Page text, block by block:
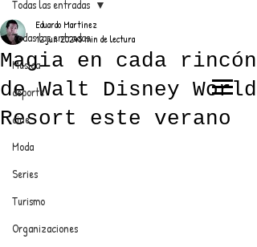
ANUNCIATE CON NOSOTROS
EL TRENDY TOP
CON EDDY MARTINEZ
Todas las entradas
Música
deporte
cine
Moda
Series
Turismo
Organizaciones
Todas las entradas
Magia en cada rincón
de Walt Disney World
Resort este verano
Eduardo Martínez
12 jun 20245 min de lectura